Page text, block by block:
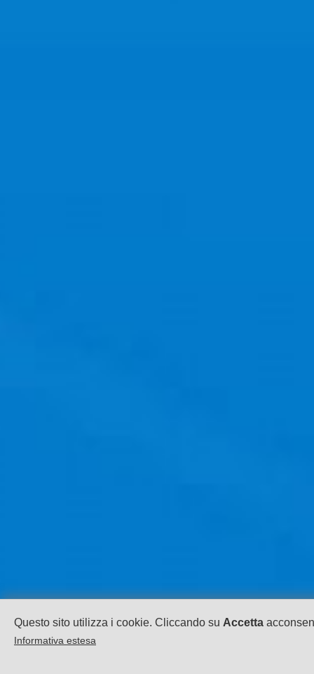
Questo sito utilizza i cookie. Cliccando su Accetta
Informativa estesa